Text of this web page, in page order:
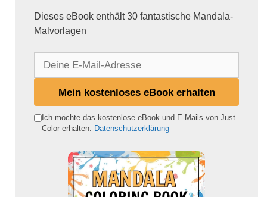
Dieses eBook enthält 30 fantastische Mandala-
Malvorlagen
e
Mein kostenloses eBook erhalten
Ich möchte das kostenlose eBook und E-Mails von Just
Color erhalten. Datenschutzerklärung